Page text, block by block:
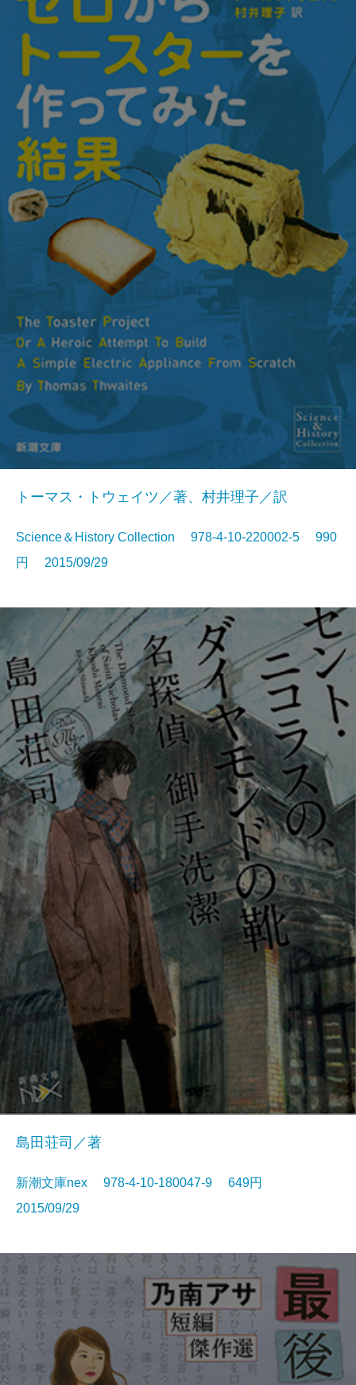
トーマス・トウェイツ／著、村井理子／訳
Science＆History Collection 978-4-10-220002-5 990
円 2015/09/29
島田荘司／著
新潮文庫nex 978-4-10-180047-9 649円
2015/09/29